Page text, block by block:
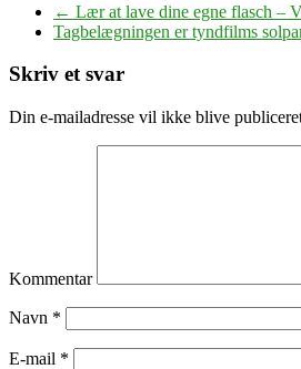
← Lær at lave dine egne flasch –
Tagbelægningen er tyndfilms
Skriv et svar
Din e-mailadresse vil ikke blive
Kommentar
Navn *
E-mail *